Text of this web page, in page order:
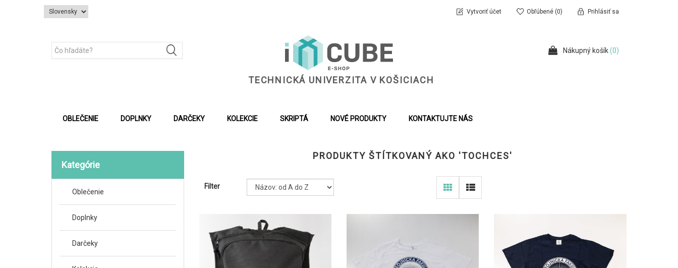
Vytvoriť účet Obľúbené (0) Prihlásiť sa
TECHNICKÁ UNIVERZITA V KOŠICIACH
Nákupný košík(0)
OBLEČENIE DOPLNKY DARČEKY KOLEKCIE SKRIPTÁ NOVÉ PRODUKTY KONTAKTUJTE NÁS
Kategórie
Oblečenie
Doplnky
Darčeky
PRODUKTY ŠTÍTKOVANÝ AKO 'TOCHCES'
Filter